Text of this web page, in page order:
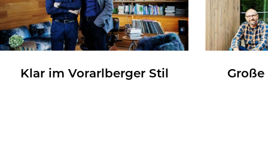
Klar im Vor­arl­ber­ger Stil